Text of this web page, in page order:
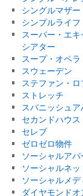
シングルマザー
シンプルライフ
スーパー・エキ
シアター
スープ・オペラ
スウェーデン
ステファン・ロ
ストレッチ
スパニッシュア
セカンドハウス
セレブ
ゼロゼロ物件
ソーシャルアパ
ソーシャルネッ
ソーシャルメデ
ダイヤモンド